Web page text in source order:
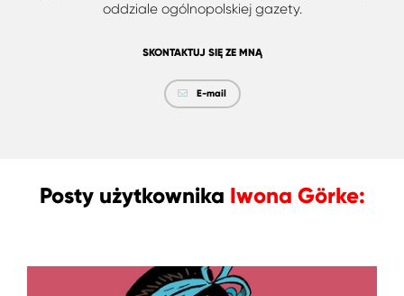
oddziale ogólnopolskiej gazety.
SKONTAKTUJ SIĘ ZE MNĄ
E-mail
Posty użytkownika Iwona Görke: